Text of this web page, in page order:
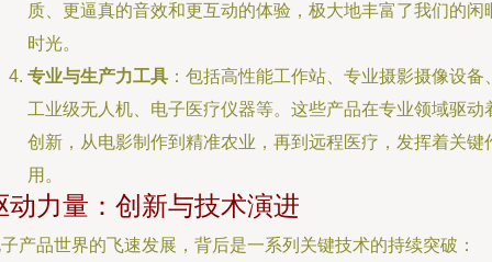
质、更逼真的音效和更互动的体验，极大地丰富了我们的闲
时光。
专业与生产力工具 ：包括高性能工作站、专业摄影摄像设备
工业级无人机、电子医疗仪器等。这些产品在专业领域驱动
创新，从电影制作到精准农业，再到远程医疗，发挥着关键
用。
动力量：创新与技术演进
产品世界的飞速发展，背后是一系列关键技术的持续突破：